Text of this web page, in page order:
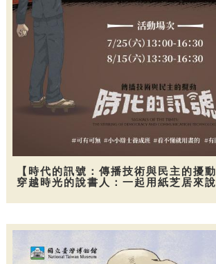
【時代的訊號：傳播技術與民主的擾
穿越時光的說書人：一起用紙芝居來說